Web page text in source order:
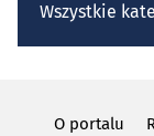
Wszystkie
O portalu